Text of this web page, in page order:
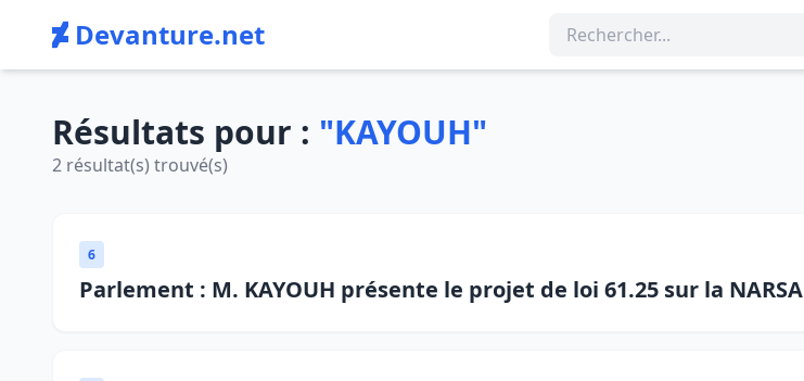
Devanture.net
Résultats pour : "KAYOUH"
2 résultat(s) trouvé(s)
6
Parlement : M. KAYOUH présente le projet de loi 61.25 sur la NARSA